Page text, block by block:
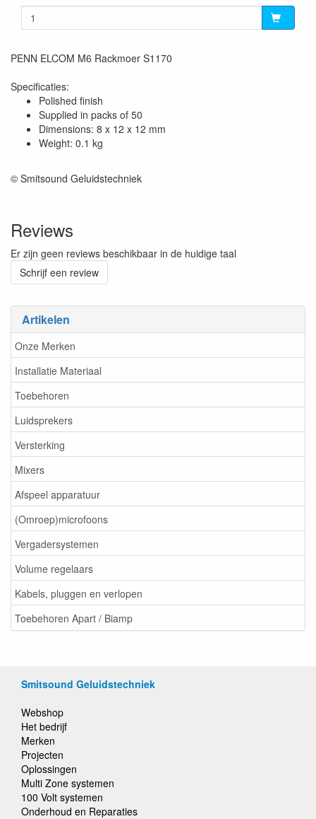
Artikelen
Onze Merken
Installatie Materiaal
Toebehoren
Luidsprekers
Versterking
Mixers
Afspeel apparatuur
(Omroep)microfoons
Vergadersystemen
Volume regelaars
Kabels, pluggen en verlopen
Toebehoren Apart / Biamp
PENN ELCOM M6 Rackmoer S1170
Specificaties:
Polished finish
Supplied in packs of 50
Dimensions: 8 x 12 x 12 mm
Weight: 0.1 kg
© Smitsound Geluidstechniek
Reviews
Er zijn geen reviews beschikbaar in de huidige taal
Schrijf een review
Smitsound Geluidstechniek
Webshop
Het bedrijf
Merken
Projecten
Oplossingen
Multi Zone systemen
100 Volt systemen
Onderhoud en Reparaties